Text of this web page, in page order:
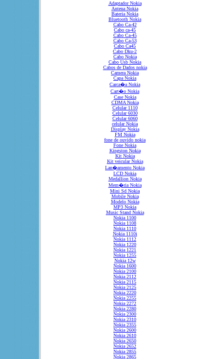
Adaptador Nokia
Antena Nokia
Bateria Nokia
Bluetooth Nokia
Cabo Ca-42
Cabo ca-45
Cabo Ca-45
Cabo Ca-53
Cabo Ca45
Cabo Dku-2
Cabo Nokia
Cabo Usb Nokia
Cabos de Dados nokia
Camera Nokia
Capa Nokia
Carca�a Nokia
Cart�o Nokia
Case Nokia
CDMA Nokia
Celular 1110
Celular 6030
Celular 6060
celular Nokia
Display Nokia
FM Nokia
fone de ouvido nokia
Fone Nokia
Kingston Nokia
Kit Nokia
Kit veicular Nokia
Lan�amento Nokia
LCD Nokia
Medallion Nokia
Mem�ria Nokia
Mini Sd Nokia
Mobile Nokia
Modelo Nokia
MP3 Nokia
Music Stand Nokia
Nokia 1100
Nokia 1108
Nokia 1110
Nokia 1110i
Nokia 1112
Nokia 1220
Nokia 1221
Nokia 1255
Nokia 12w
Nokia 1600
Nokia 2100
Nokia 2112
Nokia 2115
Nokia 2125
Nokia 2220
Nokia 2255
Nokia 2272
Nokia 2280
Nokia 2300
Nokia 2310
Nokia 2355
Nokia 2600
Nokia 2610
Nokia 2650
Nokia 2652
Nokia 2855
Nokia 2865